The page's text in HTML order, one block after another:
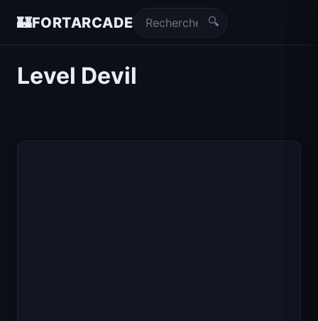
🏰FORTARCADE 🔍
Level Devil